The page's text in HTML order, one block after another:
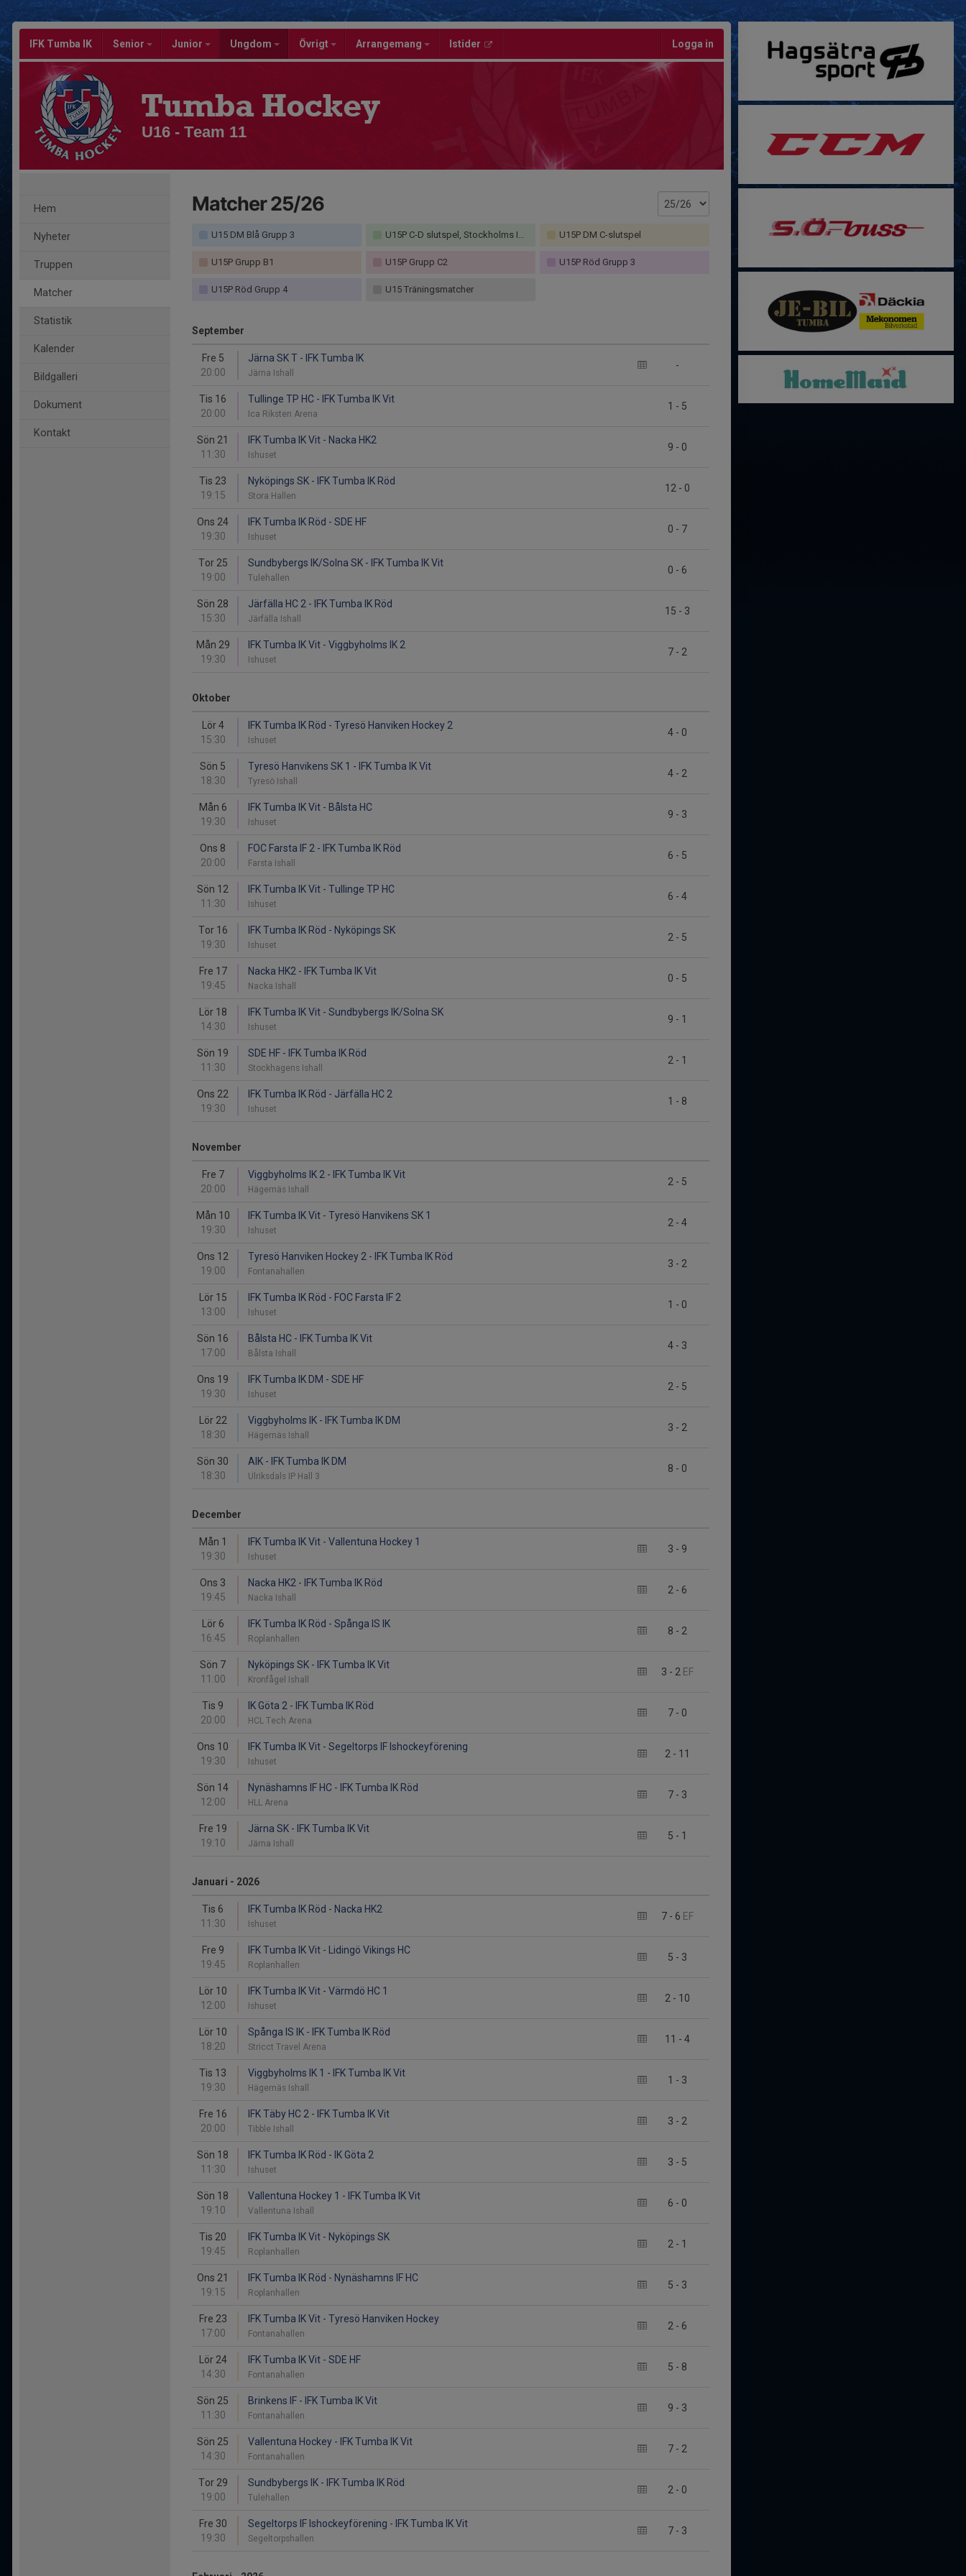
IFK Tumba IK Senior Junior Ungdom Övrigt Arrangemang Istider Logga in
Tumba Hockey
U16 - Team 11
Hem
Nyheter
Truppen
Matcher
Statistik
Kalender
Bildgalleri
Dokument
Kontakt
Matcher 25/26
U15 DM Blå Grupp 3 U15P C-D slutspel, Stockholms Ishockeyförbund U15P DM C-slutspel
U15P Grupp B1 U15P Grupp C2 U15P Röd Grupp 3
U15P Röd Grupp 4 U15 Träningsmatcher
September
Fre 5
20:00
-
Järna SK T - IFK Tumba IK
Järna Ishall
Tis 16
20:00
1 - 5
Tullinge TP HC - IFK Tumba IK Vit
Ica Riksten Arena
Sön 21
11:30
9 - 0
IFK Tumba IK Vit - Nacka HK2
Ishuset
Tis 23
19:15
12 - 0
Nyköpings SK - IFK Tumba IK Röd
Stora Hallen
Ons 24
19:30
0 - 7
IFK Tumba IK Röd - SDE HF
Ishuset
Tor 25
19:00
0 - 6
Sundbybergs IK/Solna SK - IFK Tumba IK Vit
Tulehallen
Sön 28
15:30
15 - 3
Järfälla HC 2 - IFK Tumba IK Röd
Järfälla Ishall
Mån 29
19:30
7 - 2
IFK Tumba IK Vit - Viggbyholms IK 2
Ishuset
Oktober
Lör 4
15:30
4 - 0
IFK Tumba IK Röd - Tyresö Hanviken Hockey 2
Ishuset
Sön 5
18:30
4 - 2
Tyresö Hanvikens SK 1 - IFK Tumba IK Vit
Tyresö Ishall
Mån 6
19:30
9 - 3
IFK Tumba IK Vit - Bålsta HC
Ishuset
Ons 8
20:00
6 - 5
FOC Farsta IF 2 - IFK Tumba IK Röd
Farsta Ishall
Sön 12
11:30
6 - 4
IFK Tumba IK Vit - Tullinge TP HC
Ishuset
Tor 16
19:30
2 - 5
IFK Tumba IK Röd - Nyköpings SK
Ishuset
Fre 17
19:45
0 - 5
Nacka HK2 - IFK Tumba IK Vit
Nacka Ishall
Lör 18
14:30
9 - 1
IFK Tumba IK Vit - Sundbybergs IK/Solna SK
Ishuset
Sön 19
11:30
2 - 1
SDE HF - IFK Tumba IK Röd
Stockhagens Ishall
Ons 22
19:30
1 - 8
IFK Tumba IK Röd - Järfälla HC 2
Ishuset
November
Fre 7
20:00
2 - 5
Viggbyholms IK 2 - IFK Tumba IK Vit
Hägernäs Ishall
Mån 10
19:30
2 - 4
IFK Tumba IK Vit - Tyresö Hanvikens SK 1
Ishuset
Ons 12
19:00
3 - 2
Tyresö Hanviken Hockey 2 - IFK Tumba IK Röd
Fontanahallen
Lör 15
13:00
1 - 0
IFK Tumba IK Röd - FOC Farsta IF 2
Ishuset
Sön 16
17:00
4 - 3
Bålsta HC - IFK Tumba IK Vit
Bålsta Ishall
Ons 19
19:30
2 - 5
IFK Tumba IK DM - SDE HF
Ishuset
Lör 22
18:30
3 - 2
Viggbyholms IK - IFK Tumba IK DM
Hägernäs Ishall
Sön 30
18:30
8 - 0
AIK - IFK Tumba IK DM
Ulriksdals IP Hall 3
December
Mån 1
19:30
3 - 9
IFK Tumba IK Vit - Vallentuna Hockey 1
Ishuset
Ons 3
19:45
2 - 6
Nacka HK2 - IFK Tumba IK Röd
Nacka Ishall
Lör 6
16:45
8 - 2
IFK Tumba IK Röd - Spånga IS IK
Roplanhallen
Sön 7
11:00
3 - 2 EF
Nyköpings SK - IFK Tumba IK Vit
Kronfågel Ishall
Tis 9
20:00
7 - 0
IK Göta 2 - IFK Tumba IK Röd
HCL Tech Arena
Ons 10
19:30
2 - 11
IFK Tumba IK Vit - Segeltorps IF Ishockeyförening
Ishuset
Sön 14
12:00
7 - 3
Nynäshamns IF HC - IFK Tumba IK Röd
HLL Arena
Fre 19
19:10
5 - 1
Järna SK - IFK Tumba IK Vit
Järna Ishall
Januari - 2026
Tis 6
11:30
7 - 6 EF
IFK Tumba IK Röd - Nacka HK2
Ishuset
Fre 9
19:45
5 - 3
IFK Tumba IK Vit - Lidingö Vikings HC
Roplanhallen
Lör 10
12:00
2 - 10
IFK Tumba IK Vit - Värmdö HC 1
Ishuset
Lör 10
18:20
11 - 4
Spånga IS IK - IFK Tumba IK Röd
Stricct Travel Arena
Tis 13
19:30
1 - 3
Viggbyholms IK 1 - IFK Tumba IK Vit
Hägernäs Ishall
Fre 16
20:00
3 - 2
IFK Täby HC 2 - IFK Tumba IK Vit
Tibble Ishall
Sön 18
11:30
3 - 5
IFK Tumba IK Röd - IK Göta 2
Ishuset
Sön 18
19:10
6 - 0
Vallentuna Hockey 1 - IFK Tumba IK Vit
Vallentuna Ishall
Tis 20
19:45
2 - 1
IFK Tumba IK Vit - Nyköpings SK
Roplanhallen
Ons 21
19:15
5 - 3
IFK Tumba IK Röd - Nynäshamns IF HC
Roplanhallen
Fre 23
17:00
2 - 6
IFK Tumba IK Vit - Tyresö Hanviken Hockey
Fontanahallen
Lör 24
14:30
5 - 8
IFK Tumba IK Vit - SDE HF
Fontanahallen
Sön 25
11:30
9 - 3
Brinkens IF - IFK Tumba IK Vit
Fontanahallen
Sön 25
14:30
7 - 2
Vallentuna Hockey - IFK Tumba IK Vit
Fontanahallen
Tor 29
19:00
2 - 0
Sundbybergs IK - IFK Tumba IK Röd
Tulehallen
Fre 30
19:30
7 - 3
Segeltorps IF Ishockeyförening - IFK Tumba IK Vit
Segeltorpshallen